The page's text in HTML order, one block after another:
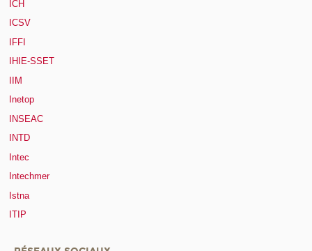
ICH
ICSV
IFFI
IHIE-SSET
IIM
Inetop
INSEAC
INTD
Intec
Intechmer
Istna
ITIP